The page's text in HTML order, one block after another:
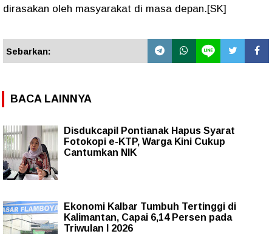
dirasakan oleh masyarakat di masa depan.[SK]
Sebarkan:
BACA LAINNYA
Disdukcapil Pontianak Hapus Syarat
Fotokopi e-KTP, Warga Kini Cukup
Cantumkan NIK
Ekonomi Kalbar Tumbuh Tertinggi di
Kalimantan, Capai 6,14 Persen pada
Triwulan I 2026